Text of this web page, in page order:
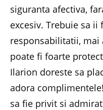
siguranta afectiva,
excesiv. Trebuie sa
responsabilitatii, mai
poate fi foarte
Ilarion doreste sa
adora
sa fie privit si